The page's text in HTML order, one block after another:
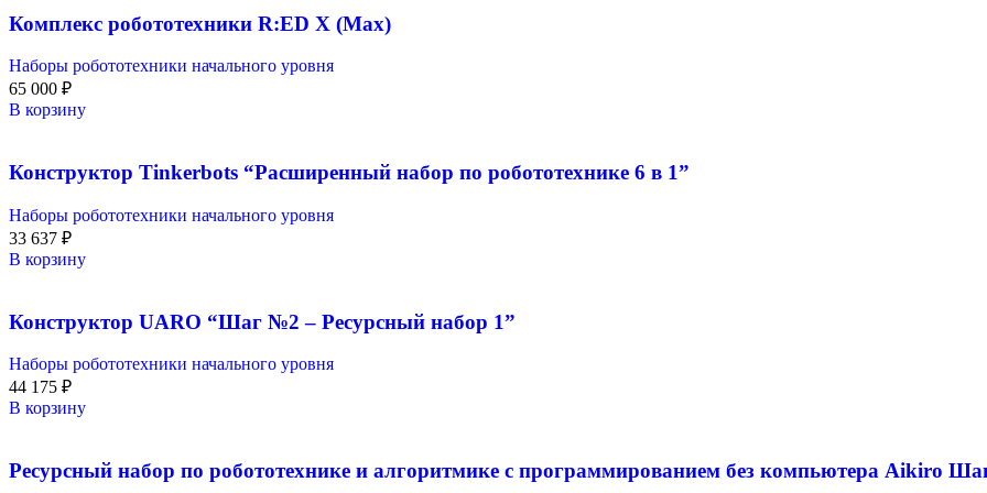
Комплекс робототехники R:ED X (Max)
Наборы робототехники начального уровня
65 000 ₽
В корзину
Конструктор Tinkerbots “Расширенный набор по робототехнике 6 в 1”
Наборы робототехники начального уровня
33 637 ₽
В корзину
Конструктор UARO “Шаг №2 – Ресурсный набор 1”
Наборы робототехники начального уровня
44 175 ₽
В корзину
Ресурсный набор по робототехнике и алгоритмике с программированием без компьютера Aikiro